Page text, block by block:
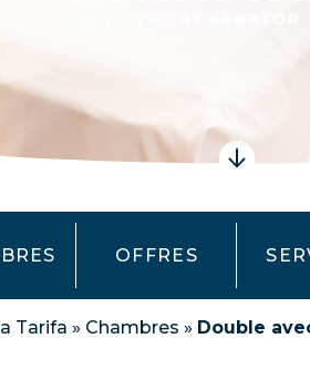
OFFRES
Tarifa » Chambres » Double